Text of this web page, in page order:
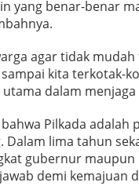
yang benar-benar
agar tidak
kita terkotak-
dalam menjaga
Pilkada adalah
lima tahun
gubernur maupun
demi kemajuan